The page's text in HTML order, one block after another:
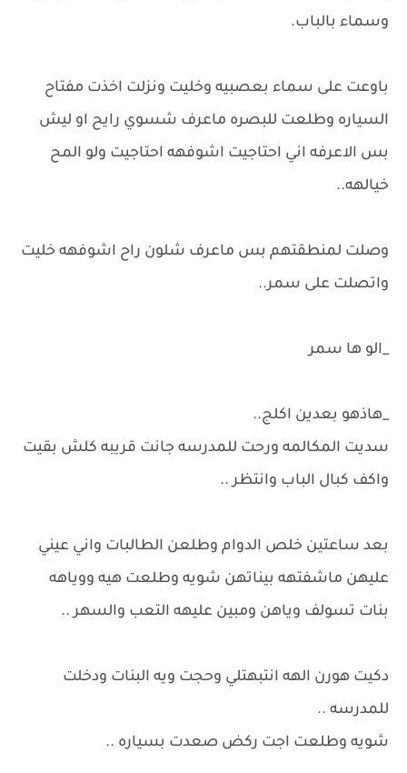
وسماء بالباب.
باوعت على سماء بعصبيه وخليت ونزلت اخذت مفتاح
السياره وطلعت للبصره ماعرف شسوي رايح او ليش
بس الاعرفه اني احتاجيت اشوفهه احتاجيت ولو المح
خيالهه..
وصلت لمنطقتهم بس ماعرف شلون راح اشوفهه خليت
واتصلت على سمر..
_الو ها سمر
_هاذهو بعدين اكلج..
سديت المكالمه ورحت للمدرسه جانت قريبه كلش بقيت
واكف كبال الباب وانتظر ..
بعد ساعتين خلص الدوام وطلعن الطالبات واني عيني
عليهن ماشفتهه بيناتهن شويه وطلعت هيه ووياهه
بنات تسولف وياهن ومبين عليهه التعب والسهر ..
دكيت هورن الهه انتبهتلي وحجت ويه البنات ودخلت
للمدرسه ..
شويه وطلعت اجت ركض صعدت بسياره ..